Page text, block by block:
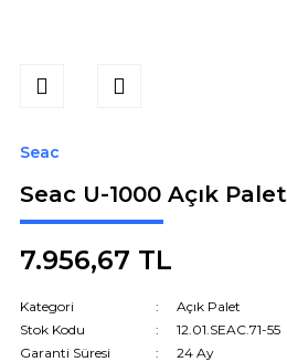
Seac
Seac U-1000 Açık Palet
7.956,67 TL
Kategori
Açık Palet
Stok Kodu
12.01.SEAC.71-55
Garanti Süresi
24 Ay